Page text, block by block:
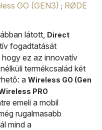
GO (GEN3) ; RØDE
látott, Direct
fogadtatását
hogy ez az innovatív
termékcsalád két
a Wireless GO (Gen
PRO
emeli a mobil
rugalmasabb
mind a